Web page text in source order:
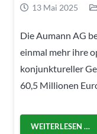
13 Mai 2025
Die Aumann AG
einmal mehr ihre
konjunktureller
60,5 Millionen
WEITERLESEN …